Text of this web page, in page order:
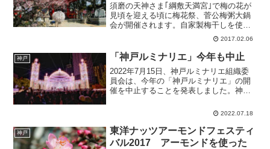
須磨の天神さま｢綱敷天満宮｣で梅の花が
見頃を迎える頃に梅花祭、菅公梅粥大鍋
会が開催されます。自家製梅干しを使っ
た梅粥の無料振舞や、夜間には梅林のラ
イトアップが行われます。神戸市須磨区
にある綱敷天満宮には、30種、約120本の
梅が植えられてい...
2017.02.06
神戸 「神戸ルミナリエ」今年も中止
2022年7月15日、神戸ルミナリエ組織委
員会は、今年の「神戸ルミナリエ」の開
催を中止することを発表しました。神戸
ります。2019年の神戸ルミナリエ2020年
ックが発...
2022.07.18
神戸
東洋ナッツアーモンドフェスティ
バル2017 アーモンドを使った